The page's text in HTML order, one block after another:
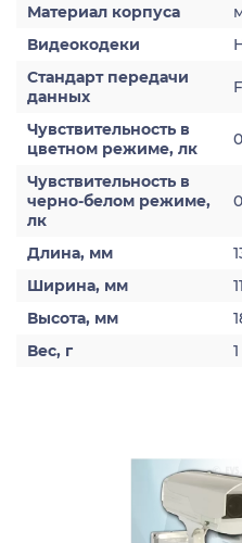
Материал корпуса
Видеокодеки
Стандарт передачи
данных
Чувствительность в
цветном режиме, лк
Чувствительность в
черно-белом режиме,
лк
Длина, мм
Ширина, мм
Высота, мм
Вес, г